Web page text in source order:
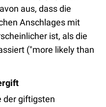
aus, dass die
Anschlages mit
ist, als die
("more likely than
der giftigsten